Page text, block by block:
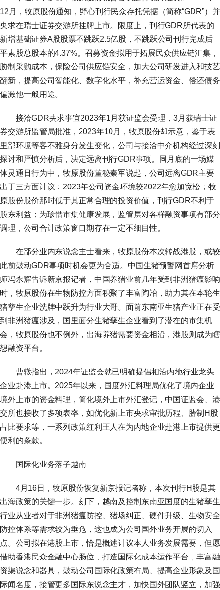
12月，牧原股份通知，野心刊行民众存托凭据（简称“GDR”）并
央求在瑞士证券交游所挂牌上市。限度上，刊行GDR所代表的
新增基础证券A股股票不跳跃2.5亿股，不跳跃公司刊行完成后
平素股总股本的4.37%。召募资金拟用于拓展民众供应链汇集，
胁制采购成本，保险公司供应链安全，加大公司研发进入和技艺
翻新，提高公司智能化、数字化水平，补充营运资金、偿还债务
偏激他一般用途。
接洽GDR央求事宜2023年1月获证监会受理，3月获瑞士证
券交游所监管局批准，2023年10月，牧原股份却示意，鉴于表
里部环境等客不雅身分发生变化，公司与接洽中介机构经过深刻
探讨和严慎分析后，决定远离刊行GDR事项。同月底的一场媒
体灵通日行为中，牧原股份董秘秦军说起，公司远离GDR主要
出于三方面计议：2023年公司资金环境较2022年愈加宽松；牧
原股份股价那时低于其正常合理的投资价值，刊行GDR不利于
股东利益；为珍惜市集健康发展，监管层对各样融资事项有部分
调理，公司合计政策窗口期存在一定不细目性。
在部分业内东说念主士看来，牧原股份本次转战港股，或较
此前鼓动GDR事项时机会更为合适。中国生猪预警网首席分析
师冯永辉告诉新京报记者，中国养猪业前几年受到非洲猪瘟影响
时，牧原股份在生物防控方面积聚了丰富陶冶，助力其在本轮生
猪孳生企业洗牌中跃升为行业大哥。面前东南亚生猪产业正在受
到非洲猪瘟涉及，国里面分生猪孳生企业看到了潜在的市集机
会，牧原股份也不例外，出海养猪需要资金相沿，港股则成为瞎
想融资平台。
曹辙指出，2024年证监会就已明确提倡相沿内地行业龙头
企业赴港上市。2025年以来，国度外汇料理局优化了境内企业
境外上市的资金料理，简化境外上市外汇登记，中国证监会、港
交所也接收了多项表率，如优化新上市央求审批历程、胁制H股
占比要求等，一系列政策红利王人在为内地企业赴港上市提供更
便利的条款。
国际化业务落子越南
4月16日，牧原股份恢复新京报记者称，本次刊行H股是其
出海政策的关键一步。刻下，越南及控制东南亚国度的生猪孳生
行业从业者对于非洲猪瘟防控、猪场纠正、硬件升级、生物安全
防控体系等需求较为垂危，这也成为公司国外业务开展的切入
点。公司拟在港股上市，恰是概述计议本人业务发展需要，但愿
借助香港民众金融中心肠位，打造国际化成本运作平台，丰富融
资渠说念和器具，鼓动公司国际化政策布局、提高企业形象及国
际闻名度，接管更多国际东说念主才，加快国外团队竖立，加强